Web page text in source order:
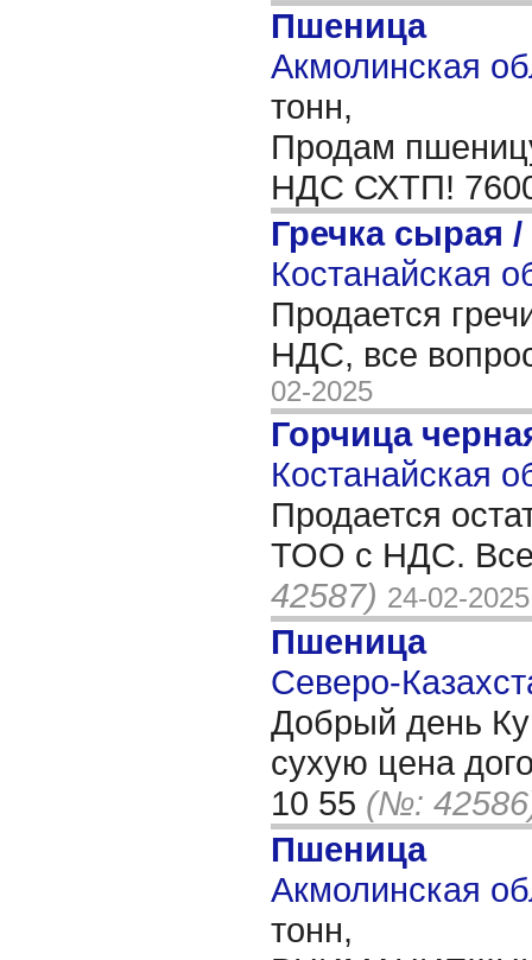
Пшеница
Акмолинская
тонн,
Продам
НДС СХТП!
Гречка сырая /
Костанайская
Продается
НДС, все
02-2025
Горчица
Костанайская
Продается
ТОО с НДС. Все
42587) 24-02-2025
Пшеница
Северо-
Добрый день
сухую цена
10 55 (№:
Пшеница
Акмолинская
тонн,